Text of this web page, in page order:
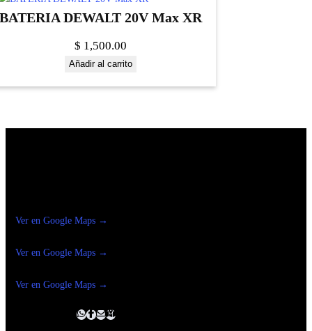
DEWALT 20V Max XR
$ 1,500.00
Añadir al carrito
Ver en Google Maps →
Ver en Google Maps →
Ver en Google Maps →